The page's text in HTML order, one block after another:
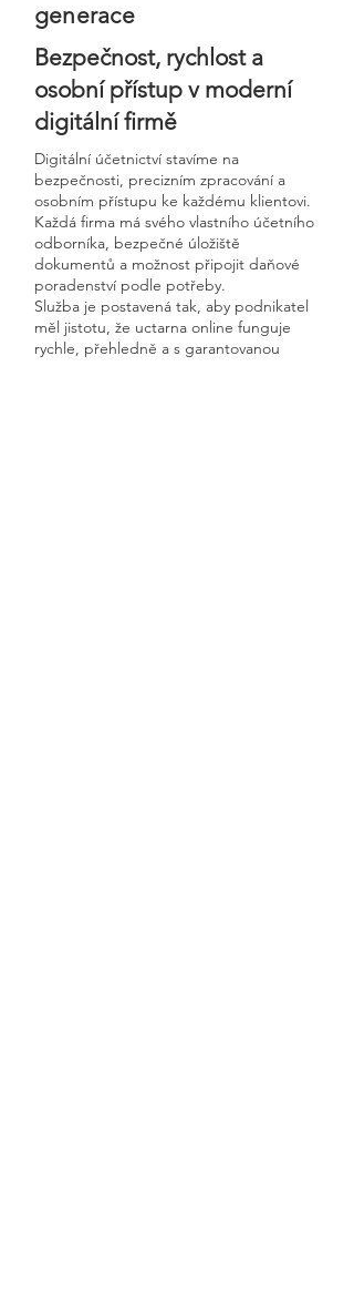
generace
Bezpečnost, rychlost a
osobní přístup v moderní
digitální firmě
Digitální účetnictví stavíme na
bezpečnosti, precizním zpracování a
osobním přístupu ke každému klientovi.
Každá firma má svého vlastního účetního
odborníka, bezpečné úložiště
dokumentů a možnost připojit daňové
poradenství podle potřeby.
Služba je postavená tak, aby podnikatel
měl jistotu, že uctarna online funguje
rychle, přehledně a s garantovanou